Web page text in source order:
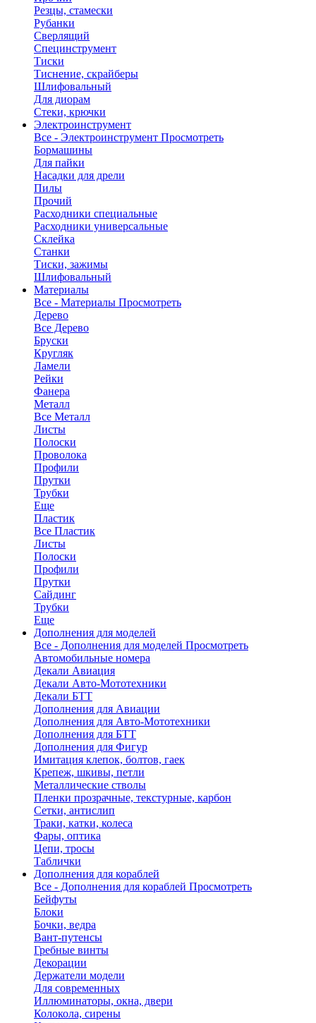
Резцы, стамески
Рубанки
Сверлящий
Специнструмент
Тиски
Тиснение, скрайберы
Шлифовальный
Для диорам
Стеки, крючки
Электроинструмент
Все - Электроинструмент Просмотреть
Бормашины
Для пайки
Насадки для дрели
Пилы
Прочий
Расходники специальные
Расходники универсальные
Склейка
Станки
Тиски, зажимы
Шлифовальный
Материалы
Все - Материалы Просмотреть
Дерево
Все Дерево
Бруски
Кругляк
Ламели
Рейки
Фанера
Металл
Все Металл
Листы
Полоски
Проволока
Профили
Прутки
Трубки
Еще
Пластик
Все Пластик
Листы
Полоски
Профили
Прутки
Сайдинг
Трубки
Еще
Дополнения для моделей
Все - Дополнения для моделей Просмотреть
Автомобильные номера
Декали Авиация
Декали Авто-Мототехники
Декали БТТ
Дополнения для Авиации
Дополнения для Авто-Мототехники
Дополнения для БТТ
Дополнения для Фигур
Имитация клепок, болтов, гаек
Крепеж, шкивы, петли
Металлические стволы
Пленки прозрачные, текстурные, карбон
Сетки, антислип
Траки, катки, колеса
Фары, оптика
Цепи, тросы
Таблички
Дополнения для кораблей
Все - Дополнения для кораблей Просмотреть
Бейфуты
Блоки
Бочки, ведра
Вант-путенсы
Гребные винты
Декорации
Держатели модели
Для современных
Иллюминаторы, окна, двери
Колокола, сирены